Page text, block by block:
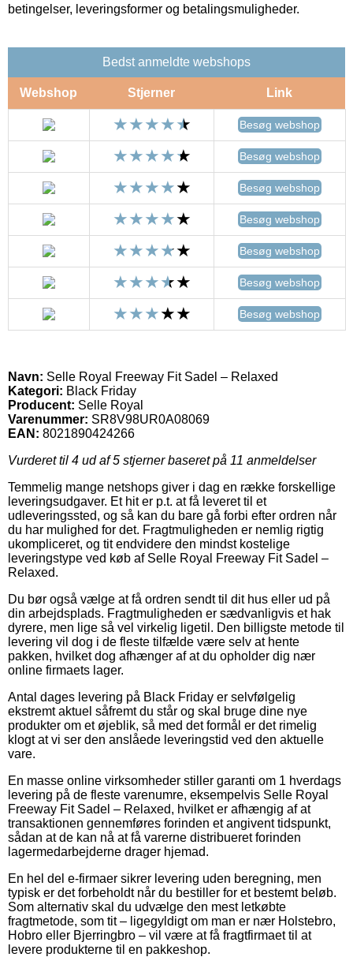
betingelser, leveringsformer og betalingsmuligheder.
Bedst anmeldte webshops
Webshop Stjerner Link
Besøg webshop
Besøg webshop
Besøg webshop
Besøg webshop
Besøg webshop
Besøg webshop
Besøg webshop
Navn: Selle Royal Freeway Fit Sadel – Relaxed
Kategori: Black Friday
Producent: Selle Royal
Varenummer: SR8V98UR0A08069
EAN: 8021890424266
Vurderet til 4 ud af 5 stjerner baseret på 11 anmeldelser
Temmelig mange netshops giver i dag en række forskellige
leveringsudgaver. Et hit er p.t. at få leveret til et
udleveringssted, og så kan du bare gå forbi efter ordren når
du har mulighed for det. Fragtmuligheden er nemlig rigtig
ukompliceret, og tit endvidere den mindst kostelige
leveringstype ved køb af Selle Royal Freeway Fit Sadel –
Relaxed.
Du bør også vælge at få ordren sendt til dit hus eller ud på
din arbejdsplads. Fragtmuligheden er sædvanligvis et hak
dyrere, men lige så vel virkelig ligetil. Den billigste metode til
levering vil dog i de fleste tilfælde være selv at hente
pakken, hvilket dog afhænger af at du opholder dig nær
online firmaets lager.
Antal dages levering på Black Friday er selvfølgelig
ekstremt aktuel såfremt du står og skal bruge dine nye
produkter om et øjeblik, så med det formål er det rimelig
klogt at vi ser den anslåede leveringstid ved den aktuelle
vare.
En masse online virksomheder stiller garanti om 1 hverdags
levering på de fleste varenumre, eksempelvis Selle Royal
Freeway Fit Sadel – Relaxed, hvilket er afhængig af at
transaktionen gennemføres forinden et angivent tidspunkt,
sådan at de kan nå at få varerne distribueret forinden
lagermedarbejderne drager hjemad.
En hel del e-firmaer sikrer levering uden beregning, men
typisk er det forbeholdt når du bestiller for et bestemt beløb.
Som alternativ skal du udvælge den mest letkøbte
fragtmetode, som tit – ligegyldigt om man er nær Holstebro,
Hobro eller Bjerringbro – vil være at få fragtfirmaet til at
levere produkterne til en pakkeshop.